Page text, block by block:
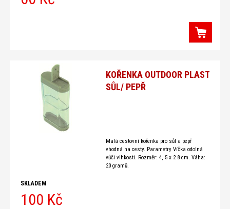
KOŘENKA OUTDOOR PLAST
SŮL/ PEPŘ
Malá cestovní kořenka pro sůl a pepř
vhodná na cesty. Parametry Víčka odolná
vůči vlhkosti. Rozměr: 4, 5 x 2 8 cm. Váha:
20 gramů.
SKLADEM
100 Kč